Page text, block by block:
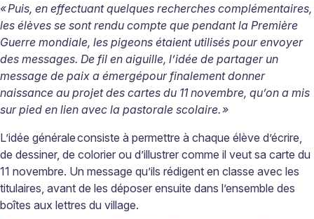
«Puis, en effectuant quelques recherches complémentaires,
les élèves se sont rendu compte que pendant la Première
Guerre mondiale, les pigeons étaient utilisés pour envoyer
des messages. De fil en aiguille, l’idée de partager un
message de paix a émergépour finalement donner
naissance au projet des cartes du 11 novembre, qu’on a mis
sur pied en lien avec la pastorale scolaire.»
L’idée générale consiste à permettre à chaque élève d’écrire,
de dessiner, de colorier ou d’illustrer comme il veut sa carte du
11 novembre. Un message qu’ils rédigent en classe avec les
titulaires, avant de les déposer ensuite dans l’ensemble des
boîtes aux lettres du village.